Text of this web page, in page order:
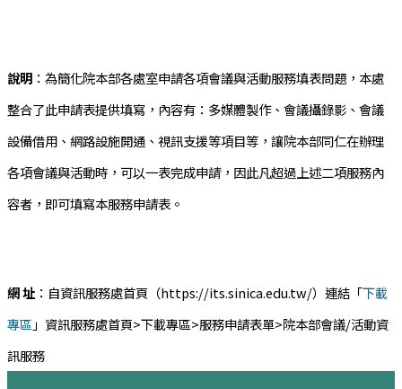
說明 ：為簡化院本部各處室申請各項會議與活動服務填表問題，本處
整合了此申請表提供填寫，內容有：多媒體製作、會議攝錄影、會議
設備借用、網路設施開通、視訊支援等項目等，讓院本部同仁在辦理
各項會議與活動時，可以一表完成申請，因此凡超過上述二項服務內
容者，即可填寫本服務申請表。
網 址 ：自資訊服務處首頁（https://its.sinica.edu.tw/）連結「下載
專區 」資訊服務處首頁>下載專區>服務申請表單>院本部會議/活動資
訊服務